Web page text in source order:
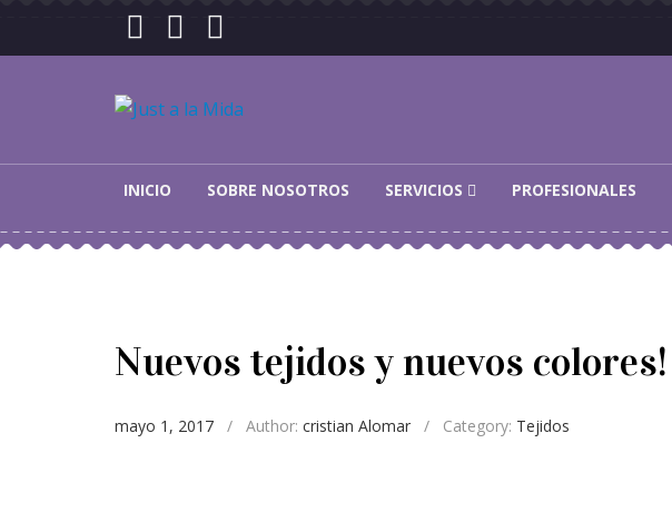
Skip to navigation
Just a la Mida
INICIO SOBRE NOSOTROS SERVICIOS PROFESIONALES
Nuevos tejidos y nuevos colores!
mayo 1, 2017 / Author: cristian Alomar / Category: Tejidos